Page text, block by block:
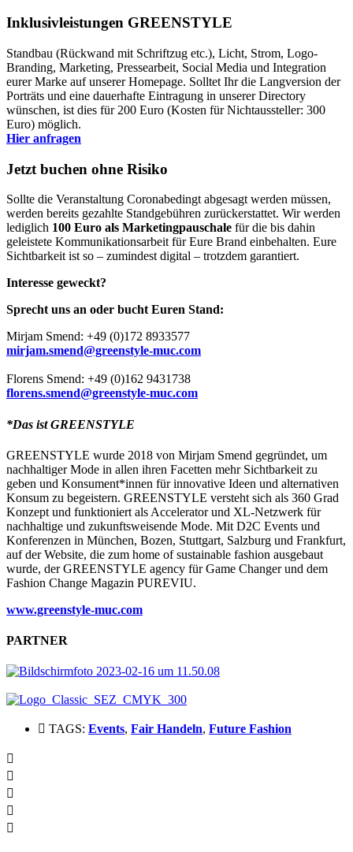
Inklusivleistungen GREENSTYLE
Standbau (Rückwand mit Schriftzug etc.), Licht, Strom, Logo-
Branding, Marketing, Pressearbeit, Social Media und Integration
eurer Marke auf unserer Homepage. Solltet Ihr die Langversion der
Porträts und eine dauerhafte Eintragung in unserer Directory
wünschen, ist dies für 200 Euro (Kosten für Nichtaussteller: 300
Euro) möglich.
Hier anfragen
Jetzt buchen ohne Risiko
Sollte die Veranstaltung Coronabedingt abgesagt werden müssen,
werden bereits gezahlte Standgebühren zurückerstattet. Wir werden
lediglich 100 Euro als Marketingpauschale für die bis dahin
geleistete Kommunikationsarbeit für Eure Brand einbehalten. Eure
Sichtbarkeit ist so – zumindest digital – trotzdem garantiert.
Interesse geweckt?
Sprecht uns an oder bucht Euren Stand:
Mirjam Smend: +49 (0)172 8933577
mirjam.smend@greenstyle-muc.com
Florens Smend: +49 (0)162 9431738
florens.smend@greenstyle-muc.com
*Das ist GREENSTYLE
GREENSTYLE wurde 2018 von Mirjam Smend gegründet, um
nachhaltiger Mode in allen ihren Facetten mehr Sichtbarkeit zu
geben und Konsument*innen für innovative Ideen und alternativen
Konsum zu begeistern. GREENSTYLE versteht sich als 360 Grad
Konzept und funktioniert als Accelerator und XL-Netzwerk für
nachhaltige und zukunftsweisende Mode. Mit D2C Events und
Konferenzen in München, Bozen, Stuttgart, Salzburg und Frankfurt,
auf der Website, die zum home of sustainable fashion ausgebaut
wurde, der GREENSTYLE agency für Game Changer und dem
Fashion Change Magazin PUREVIU.
www.greenstyle-muc.com
PARTNER
TAGS: Events, Fair Handeln, Future Fashion